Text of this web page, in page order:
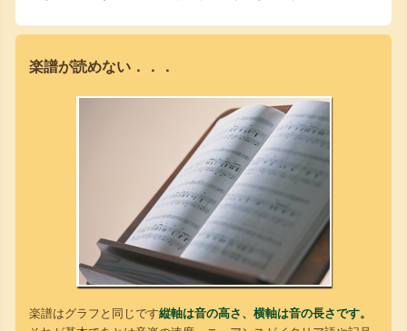
楽譜が読めない．．．
楽譜はグラフと同じです縦軸は音の高さ、横軸は音の長さです。